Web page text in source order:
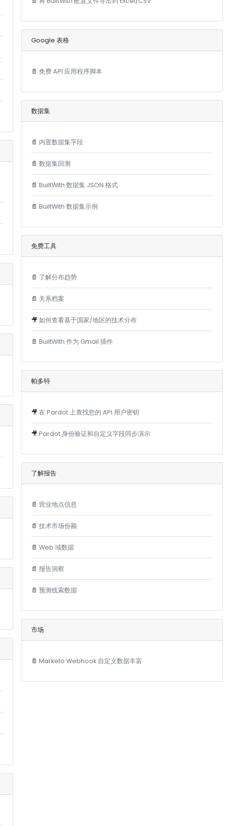
Google 表格
📄 免费 API 应用程序脚本
数据集
📄 内置数据集字段
📄 数据集回测
📄 BuiltWith 数据集 JSON 格式
📄 BuiltWith 数据集示例
免费工具
📄 了解分布趋势
📄 关系档案
🎥 如何查看基于国家/地区的技术分布
📄 BuiltWith 作为 Gmail 插件
帕多特
🎥 在 Pardot 上查找您的 API 用户密钥
🎥 Pardot 身份验证和自定义字段同步演示
了解报告
📄 营业地点信息
📄 技术市场份额
📄 Web 域数据
📄 报告洞察
📄 预测线索数据
市场
📄 Marketo Webhook 自定义数据丰富